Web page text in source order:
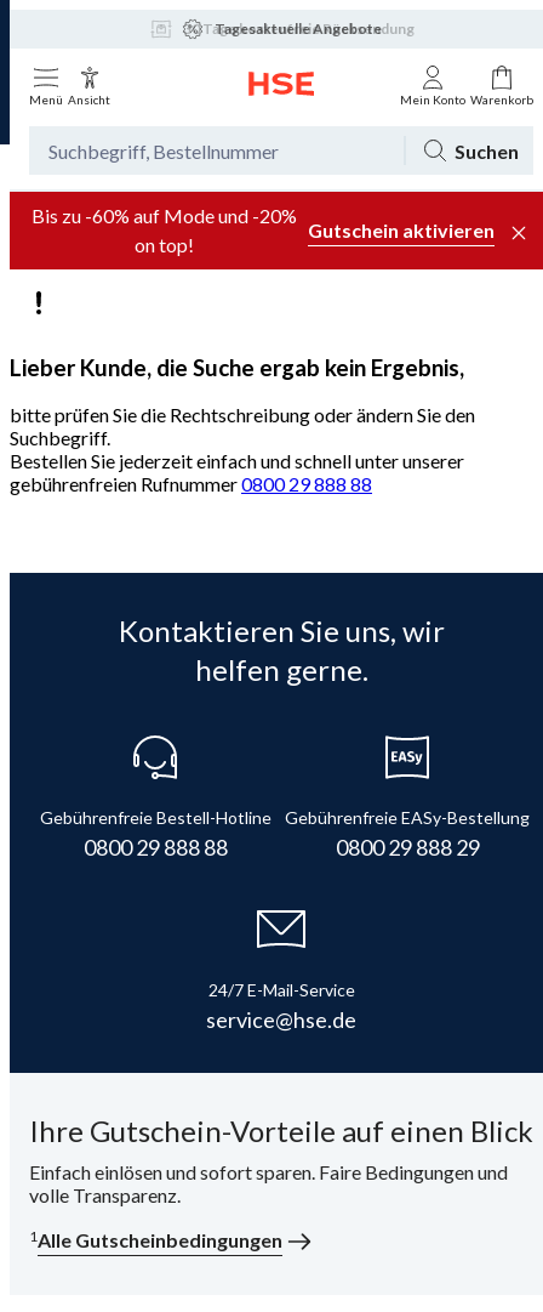
30 Tage kostenfreie Rücksendung
Tagesaktuelle Angebote
Menü Ansicht Mein Konto Warenkorb
Suchen
Bis zu -60% auf Mode und -20%
on top!
Gutschein aktivieren
Lieber Kunde, die Suche ergab kein Ergebnis,
bitte prüfen Sie die Rechtschreibung oder ändern Sie den
Suchbegriff.
Bestellen Sie jederzeit einfach und schnell unter unserer
gebührenfreien Rufnummer0800 29 888 88
Kontaktieren Sie uns, wir
helfen gerne.
Gebührenfreie Bestell-Hotline
0800 29 888 88
Gebührenfreie EASy-Bestellung
0800 29 888 29
24/7 E-Mail-Service
service@hse.de
Ihre Gutschein-Vorteile auf einen Blick
Einfach einlösen und sofort sparen. Faire Bedingungen und
volle Transparenz.
1Alle Gutscheinbedingungen